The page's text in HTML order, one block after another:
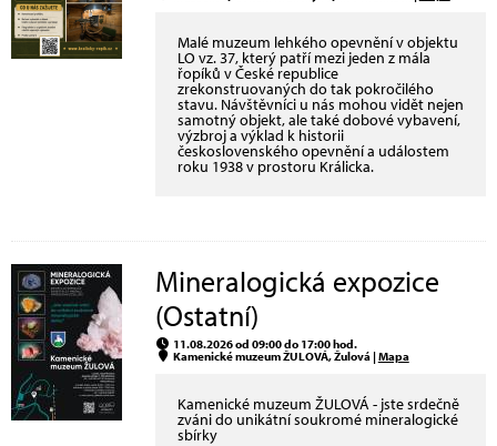
Malé muzeum lehkého opevnění v objektu
LO vz. 37, který patří mezi jeden z mála
řopíků v České republice
zrekonstruovaných do tak pokročilého
stavu. Návštěvníci u nás mohou vidět nejen
samotný objekt, ale také dobové vybavení,
výzbroj a výklad k historii
československého opevnění a událostem
roku 1938 v prostoru Králicka.
Mineralogická expozice
(Ostatní)
11.08.2026 od 09:00 do 17:00 hod.
Kamenické muzeum ŽULOVÁ, Žulová |Mapa
Kamenické muzeum ŽULOVÁ - jste srdečně
zváni do unikátní soukromé mineralogické
sbírky